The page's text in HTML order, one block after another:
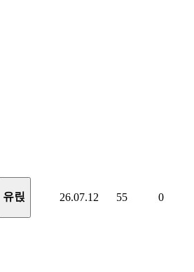
유릱 26.07.12 55 0